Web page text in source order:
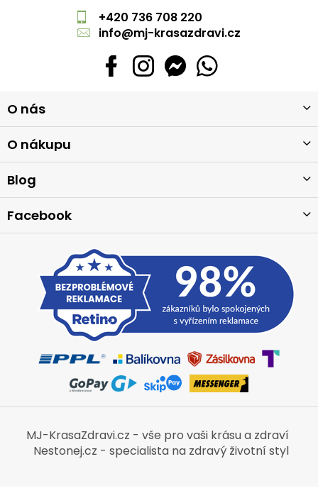
+420 736 708 220
info@mj-krasazdravi.cz
á
p
a
t
O nás
O nákupu
Blog
Facebook
MJ-KrasaZdravi.cz - vše pro vaši krásu a zdraví
Nestonej.cz - specialista na zdravý životní styl